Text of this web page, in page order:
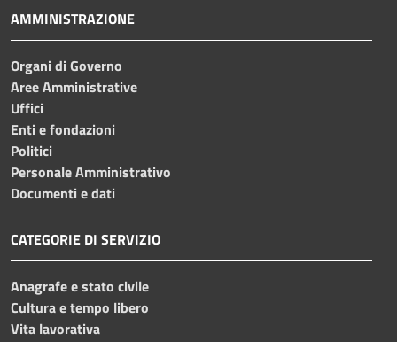
AMMINISTRAZIONE
Organi di Governo
Aree Amministrative
Uffici
Enti e fondazioni
Politici
Personale Amministrativo
Documenti e dati
CATEGORIE DI SERVIZIO
Anagrafe e stato civile
Cultura e tempo libero
Vita lavorativa